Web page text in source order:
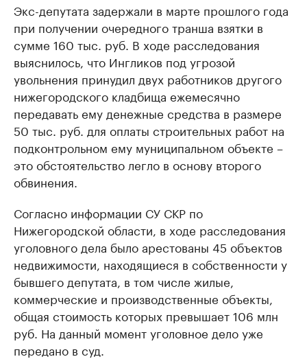
Экс-депутата задержали в марте прошлого года
при получении очередного транша взятки в
сумме 160 тыс. руб. В ходе расследования
выяснилось, что Ингликов под угрозой
увольнения принудил двух работников другого
нижегородского кладбища ежемесячно
передавать ему денежные средства в размере
50 тыс. руб. для оплаты строительных работ на
подконтрольном ему муниципальном объекте –
это обстоятельство легло в основу второго
обвинения.
Согласно информации СУ СКР по
Нижегородской области, в ходе расследования
уголовного дела было арестованы 45 объектов
недвижимости, находящиеся в собственности у
бывшего депутата, в том числе жилые,
коммерческие и производственные объекты,
общая стоимость которых превышает 106 млн
руб. На данный момент уголовное дело уже
передано в суд.